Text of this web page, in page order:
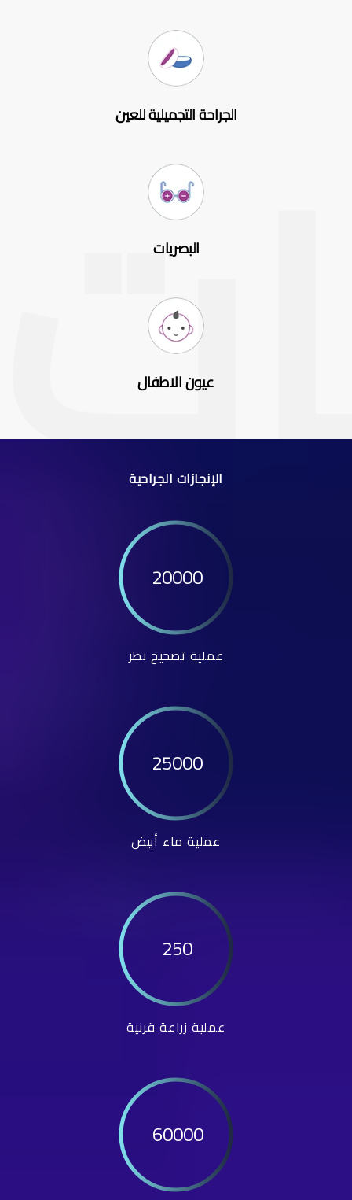
الجراحة التجميلية للعين
البصريات
عيون الاطفال
الإنجازات الجراحية
20000
عملية تصحيح نظر
25000
عملية ماء أبيض
250
عملية زراعة قرنية
60000